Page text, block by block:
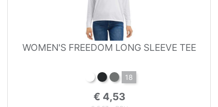
WOMEN'S FREEDOM LONG SLEEVE TEE
18
€ 4,53